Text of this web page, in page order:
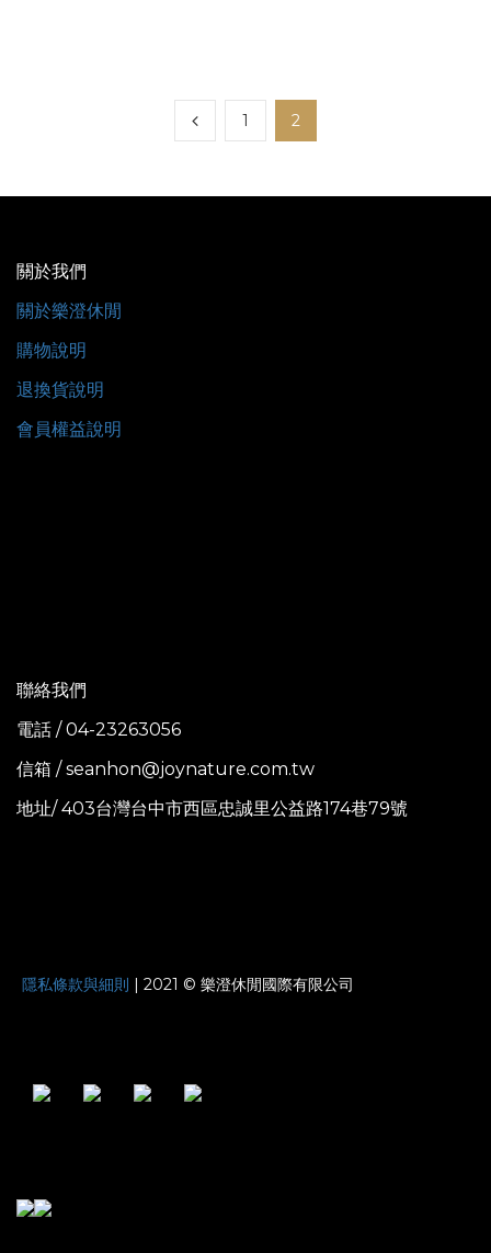
1 2
關於我們
關於樂澄休閒
購物說明
退換貨說明
會員權益說明
聯絡我們
電話 / 04-23263056
信箱 / seanhon@joynature.com.tw
地址/ 403台灣台中市西區忠誠里公益路174巷79號
隱私條款與細則 | 2021 © 樂澄休閒國際有限公司